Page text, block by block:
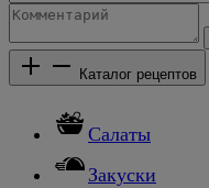
Каталог рецептов
Салаты
Закуски